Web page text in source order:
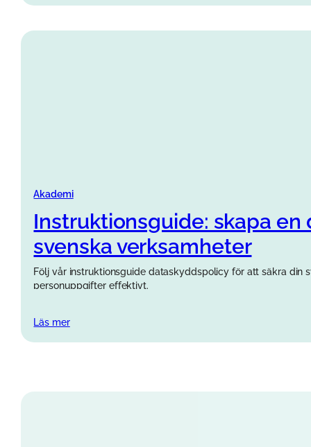
Akademi
Instruktionsguide: skapa
svenska verksamheter
Följ vår instruktionsguide dataskyddspolicy för att säkra din
personuppgifter effektivt.
Läs mer